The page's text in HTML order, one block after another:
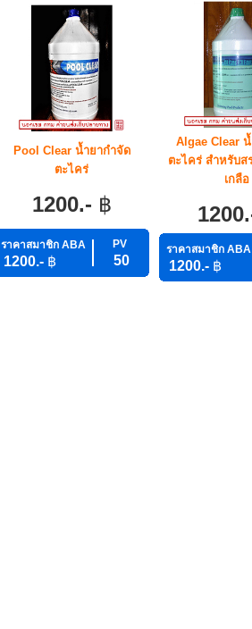
Pool Clear น้ำยากำจัด
ตะไคร่
1200.- ฿
ราคาสมาชิก ABA PV
1200.- ฿ 50
Algae Clear
ตะไคร่ สำหรับส
เกลือ
ราคาสมาชิก ABA
1200.- ฿